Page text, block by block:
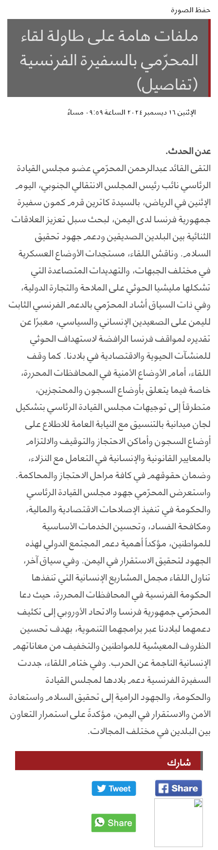
حفظ الصورة
ملفات هامة على طاولة لقاء
المحرّمي بالسفيرة الفرنسية
(تفاصيل)
الإثنين ١٦ ديسمبر ٢٠٢٤ الساعة ٠٩:٥٩ مساءً
عدن الحدث.
التقى القائد عبدالرحمن المحرّمي عضو مجلس القيادة
الرئاسي نائب رئيس المجلس الانتقالي الجنوبي، اليوم
الإثنين في الرياض، بالسيدة كاترين قرم كمون سفيرة
جمهورية فرنسا لدى اليمن، لبحث سبل تعزيز العلاقات
الثنائية بين البلدين الصديقين ودعم جهود تحقيق
السلام. وناقش اللقاء، مستجدات الأوضاع العسكرية
في مختلف الجبهات، والتهديدات المتصاعدة التي
تشكلها مليشيا الحوثي على الملاحة والتجارة الدولية،
وفي ذات السياق أشاد المحرّمي بالدعم الفرنسي الثابت
لليمن على الصعيدين الإنساني والسياسي، معبرًا عن
تقديره لمواقف فرنسا الرافضة لاستهداف الحوثي
للمنشآت الحيوية والاقتصادية في بلادنا. كما وقف
اللقاء، أمام الأوضاع الأمنية في المحافظات المحررة،
خاصة فيما يتعلق بأوضاع السجون والمحتجزين،
متطرقاً إلى توجيهات مجلس القيادة الرئاسي بتشكيل
لجان ميدانية بالتنسيق مع النيابة العامة للاطلاع على
أوضاع السجون وأماكن الاحتجاز والتوقيف والالتزام
بالمعايير القانونية والإنسانية في التعامل مع النزلاء،
وضمان حقوقهم في كافة مراحل الاحتجاز والمحاكمة.
واستعرض المحرّمي جهود مجلس القيادة الرئاسي
والحكومة في تنفيذ الإصلاحات الاقتصادية والمالية،
ومكافحة الفساد، وتحسين الخدمات الأساسية
للمواطنين، مؤكداً أهمية دعم المجتمع الدولي لهذه
الجهود لتحقيق الاستقرار في اليمن. وفي سياق آخر،
تناول اللقاء مجمل المشاريع الإنسانية التي تنفذها
الحكومة الفرنسية في المحافظات المحررة، حيث دعا
المحرّمي جمهورية فرنسا والاتحاد الأوروبي إلى تكثيف
دعمهما لبلادنا عبر برامجهما التنموية، بهدف تحسين
الظروف المعيشية للمواطنين والتخفيف من معاناتهم
الإنسانية الناجمة عن الحرب. وفي ختام اللقاء، جددت
السفيرة الفرنسية دعم بلادها لمجلس القيادة
والحكومة، والجهود الرامية إلى تحقيق السلام واستعادة
الأمن والاستقرار في اليمن، مؤكدةً على استمرار التعاون
بين البلدين في مختلف المجالات.
شارك